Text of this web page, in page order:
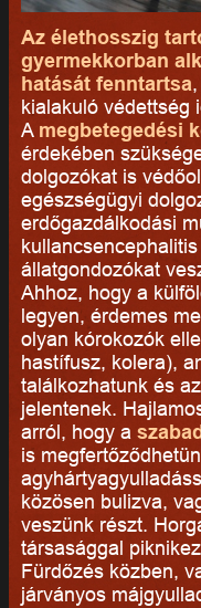
Az élethosszig
gyermekkorban
hatását fenntartsa
kialakuló védettség
A megbetegedési
érdekében
dolgozókat is
egészségügyi
erdőgazdálkodási
állatgondozókat
Ahhoz, hogy a
legyen, érdemes
olyan kórokozók
hastífusz, kolera),
találkozhatunk és
jelentenek.
arról, hogy a
is
közösen bulizva,
veszünk részt.
társasággal
Fürdőzés közben,
járványos